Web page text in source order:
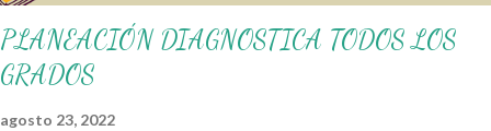
PLANEACIÓN DIAGNOSTICA TODOS LOS
GRADOS
agosto 23, 2022